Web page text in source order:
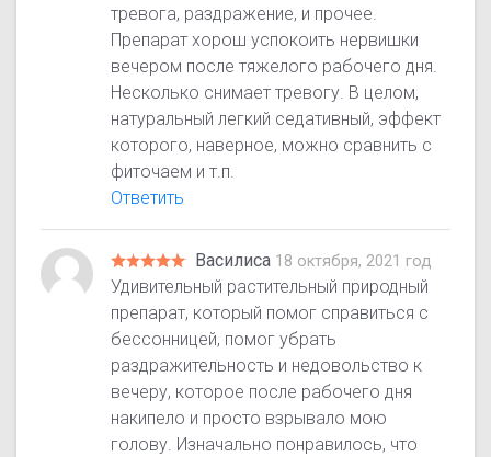
тревога, раздражение, и прочее.
Препарат хорош успокоить нервишки
вечером после тяжелого рабочего дня.
Несколько снимает тревогу. В целом,
натуральный легкий седативный, эффект
которого, наверное, можно сравнить с
фиточаем и т.п.
Ответить
Василиса 18 октября, 2021 год
Удивительный растительный природный
препарат, который помог справиться с
бессонницей, помог убрать
раздражительность и недовольство к
вечеру, которое после рабочего дня
накипело и просто взрывало мою
голову. Изначально понравилось, что